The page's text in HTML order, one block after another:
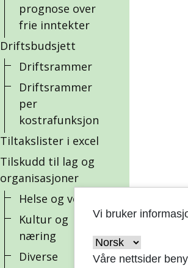
prognose over
frie inntekter
Driftsbudsjett
Driftsrammer
Driftsrammer
per
kostrafunksjon
Tiltakslister i excel
Tilskudd til lag og
organisasjoner
Helse og velferd
Kultur og
næring
Diverse
Vi bruker
Våre nettsider